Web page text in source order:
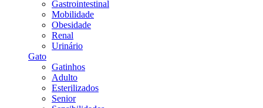
Gastrointestinal
Mobilidade
Obesidade
Renal
Urinário
Gato
Gatinhos
Adulto
Esterilizados
Senior